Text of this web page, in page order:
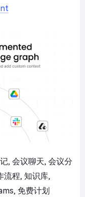
, 会议聊天, 会议分
流程, 知识库,
免费计划